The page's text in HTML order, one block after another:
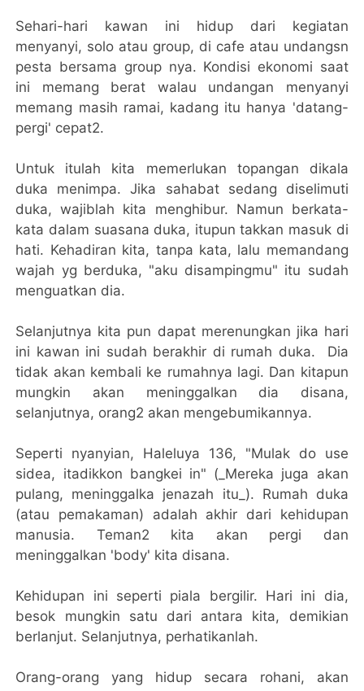
Sehari-hari kawan ini hidup dari kegiatan
menyanyi, solo atau group, di cafe atau undangsn
pesta bersama group nya. Kondisi ekonomi saat
ini memang berat walau undangan menyanyi
memang masih ramai, kadang itu hanya 'datang-
pergi' cepat2.
Untuk itulah kita memerlukan topangan dikala
duka menimpa. Jika sahabat sedang diselimuti
duka, wajiblah kita menghibur. Namun berkata-
kata dalam suasana duka, itupun takkan masuk di
hati. Kehadiran kita, tanpa kata, lalu memandang
wajah yg berduka, "aku disampingmu" itu sudah
menguatkan dia.
Selanjutnya kita pun dapat merenungkan jika hari
ini kawan ini sudah berakhir di rumah duka. Dia
tidak akan kembali ke rumahnya lagi. Dan kitapun
mungkin akan meninggalkan dia disana,
selanjutnya, orang2 akan mengebumikannya.
Seperti nyanyian, Haleluya 136, "Mulak do use
sidea, itadikkon bangkei in" (_Mereka juga akan
pulang, meninggalka jenazah itu_). Rumah duka
(atau pemakaman) adalah akhir dari kehidupan
manusia. Teman2 kita akan pergi dan
meninggalkan 'body' kita disana.
Kehidupan ini seperti piala bergilir. Hari ini dia,
besok mungkin satu dari antara kita, demikian
berlanjut. Selanjutnya, perhatikanlah.
Orang-orang yang hidup secara rohani, akan